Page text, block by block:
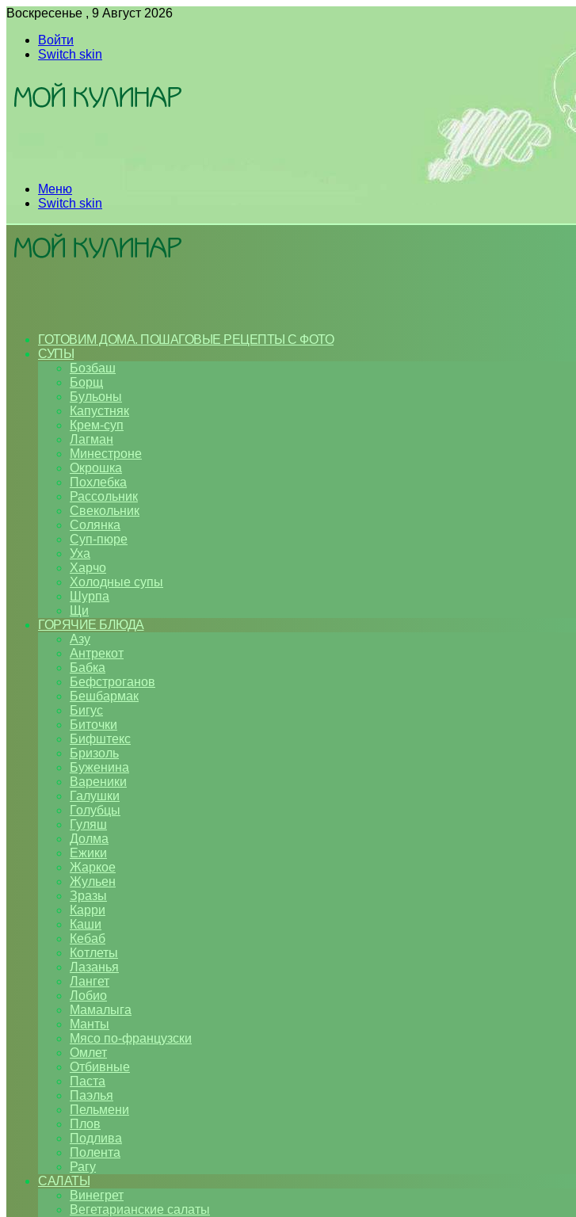
Воскресенье , 9 Август 2026
Войти
Switch skin
Меню
Switch skin
ГОТОВИМ ДОМА. ПОШАГОВЫЕ РЕЦЕПТЫ С ФОТО
СУПЫ
Бозбаш
Борщ
Бульоны
Капустняк
Крем-суп
Лагман
Минестроне
Окрошка
Похлебка
Рассольник
Свекольник
Солянка
Суп-пюре
Уха
Харчо
Холодные супы
Шурпа
Щи
ГОРЯЧИЕ БЛЮДА
Азу
Антрекот
Бабка
Бефстроганов
Бешбармак
Бигус
Биточки
Бифштекс
Бризоль
Буженина
Вареники
Галушки
Голубцы
Гуляш
Долма
Ежики
Жаркое
Жульен
Зразы
Карри
Каши
Кебаб
Котлеты
Лазанья
Лангет
Лобио
Мамалыга
Манты
Мясо по-французски
Омлет
Отбивные
Паста
Паэлья
Пельмени
Плов
Подлива
Полента
Рагу
САЛАТЫ
Винегрет
Вегетарианские салаты